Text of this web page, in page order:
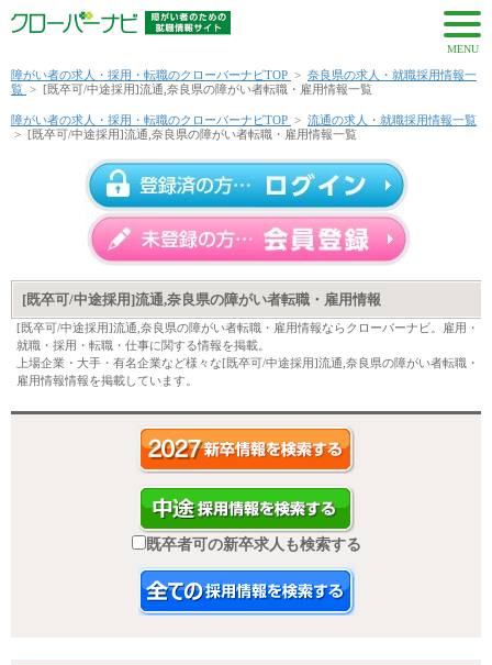
MENU
障がい者の求人・採用・転職のクローバーナビTOP > 奈良県の求人・就職採用情報一
覧 > [既卒可/中途採用]流通,奈良県の障がい者転職・雇用情報一覧
障がい者の求人・採用・転職のクローバーナビTOP > 流通の求人・就職採用情報一覧
> [既卒可/中途採用]流通,奈良県の障がい者転職・雇用情報一覧
[既卒可/中途採用]流通,奈良県の障がい者転職・雇用情報
[既卒可/中途採用]流通,奈良県の障がい者転職・雇用情報ならクローバーナビ。雇用・
就職・採用・転職・仕事に関する情報を掲載。
上場企業・大手・有名企業など様々な[既卒可/中途採用]流通,奈良県の障がい者転職・
雇用情報情報を掲載しています。
既卒者可の新卒求人も検索する